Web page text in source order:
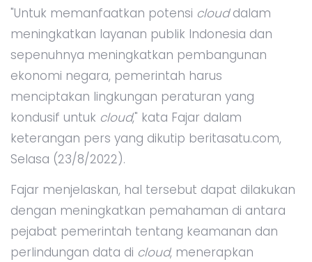
"Untuk memanfaatkan potensi clouddalam
meningkatkan layanan publik Indonesia dan
sepenuhnya meningkatkan pembangunan
ekonomi negara, pemerintah harus
menciptakan lingkungan peraturan yang
kondusif untuk cloud," kata Fajar dalam
keterangan pers yang dikutip beritasatu.com,
Selasa (23/8/2022).
Fajar menjelaskan, hal tersebut dapat dilakukan
dengan meningkatkan pemahaman di antara
pejabat pemerintah tentang keamanan dan
perlindungan data di cloud, menerapkan